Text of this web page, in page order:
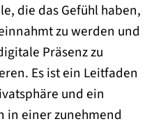
die das Gefühl haben,
zu werden und
Präsenz zu
Es ist ein Leitfaden
und ein
in einer zunehmend